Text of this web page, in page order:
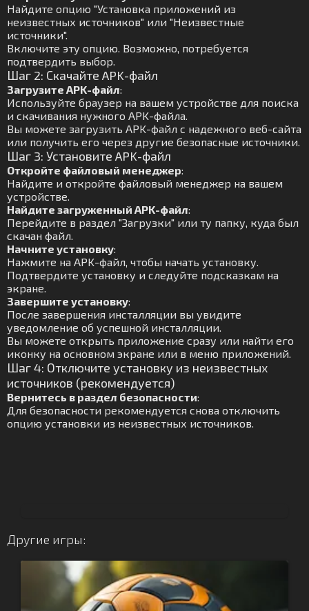
Найдите опцию "Установка приложений из
неизвестных источников" или "Неизвестные
источники".
Включите эту опцию. Возможно, потребуется
подтвердить выбор.
Шаг 2: Скачайте APK-файл
Загрузите APK-файл:
Используйте браузер на вашем устройстве для поиска
и скачивания нужного APK-файла.
Вы можете загрузить APK-файл с надежного веб-сайта
или получить его через другие безопасные источники.
Шаг 3: Установите APK-файл
Откройте файловый менеджер:
Найдите и откройте файловый менеджер на вашем
устройстве.
Найдите загруженный APK-файл:
Перейдите в раздел "Загрузки" или ту папку, куда был
скачан файл.
Начните установку:
Нажмите на APK-файл, чтобы начать установку.
Подтвердите установку и следуйте подсказкам на
экране.
Завершите установку:
После завершения инсталляции вы увидите
уведомление об успешной инсталляции.
Вы можете открыть приложение сразу или найти его
иконку на основном экране или в меню приложений.
Шаг 4: Отключите установку из неизвестных
источников (рекомендуется)
Вернитесь в раздел безопасности:
Для безопасности рекомендуется снова отключить
опцию установки из неизвестных источников.
Другие игры: